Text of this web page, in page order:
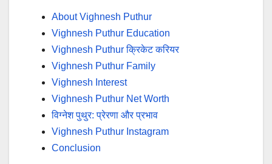
About Vighnesh Puthur
Vighnesh Puthur Education
Vighnesh Puthur क्रिकेट करियर
Vighnesh Puthur Family
Vighnesh Interest
Vighnesh Puthur Net Worth
विग्नेश पुथुर: प्रेरणा और प्रभाव
Vighnesh Puthur Instagram
Conclusion